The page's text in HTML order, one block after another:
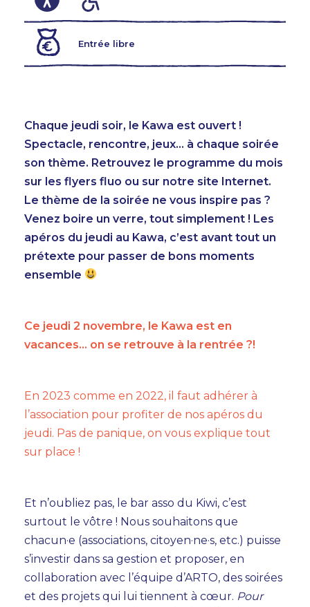
VOUS + NOUS
BILLETTERIE
Entrée libre
Chaque jeudi soir, le Kawa est ouvert !
Spectacle, rencontre, jeux… à chaque soirée
son thème. Retrouvez le programme du mois
sur les flyers fluo ou sur notre site Internet.
Le thème de la soirée ne vous inspire pas ?
Venez boire un verre, tout simplement ! Les
apéros du jeudi au Kawa, c’est avant tout un
prétexte pour passer de bons moments
ensemble
Ce jeudi 2 novembre, le Kawa est en
vacances… on se retrouve à la rentrée ?!
En 2023 comme en 2022, il faut adhérer à
l’association pour profiter de nos apéros du
jeudi. Pas de panique, on vous explique tout
sur place !
Et n’oubliez pas, le bar asso du Kiwi, c’est
surtout le vôtre ! Nous souhaitons que
chacun·e (associations, citoyen·ne·s, etc.) puisse
s’investir dans sa gestion et proposer, en
collaboration avec l’équipe d’ARTO, des soirées
et des projets qui lui tiennent à cœur. Pour